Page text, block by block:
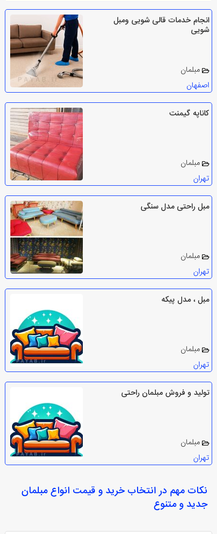
انجام خدمات قالی شویی ومبل
شویی
مبلمان
اصفهان
کاناپه گیمنت
مبلمان
تهران
مبل راحتی مدل سنگی
مبلمان
تهران
مبل ، مدل پیکه
مبلمان
تهران
تولید و فروش مبلمان راحتی
مبلمان
تهران
نکات مهم در انتخابخرید و قیمت انواع مبلمان
جدید و متنوع